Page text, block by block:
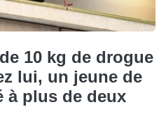
10 kg de drogue
lui, un jeune de
à plus de deux